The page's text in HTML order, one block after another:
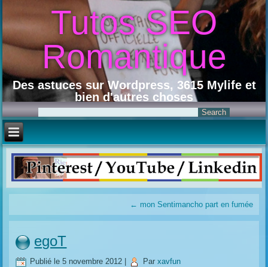
Tutos SEO
Romantique
Des astuces sur Wordpress, 3615 Mylife et
bien d'autres choses
← mon Sentimancho part en fumée
egoT
Publié le 5 novembre 2012 Par xavfun